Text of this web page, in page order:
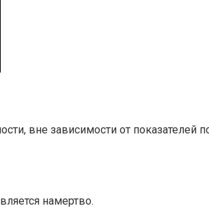
вне зависимости от показателей
намертво.